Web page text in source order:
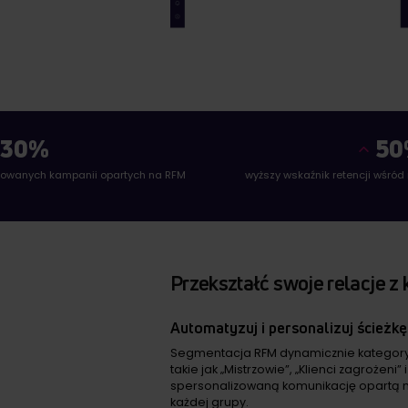
30%
kampanii opartych na RFM wyższy wskaźnik retencji
Przekształć swoje relacje z
Automatyzuj i personalizuj
Segmentacja RFM dynamicznie
takie jak „Mistrzowie”, „Klienci
spersonalizowaną komunikację opartą
każdej grupy.